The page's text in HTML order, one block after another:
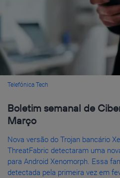
Telefónica Tech
Boletim semanal de
Março
Nova versão do Trojan bancário
ThreatFabric detectaram uma
para Android Xenomorph. Essa
detectada pela primeira vez em